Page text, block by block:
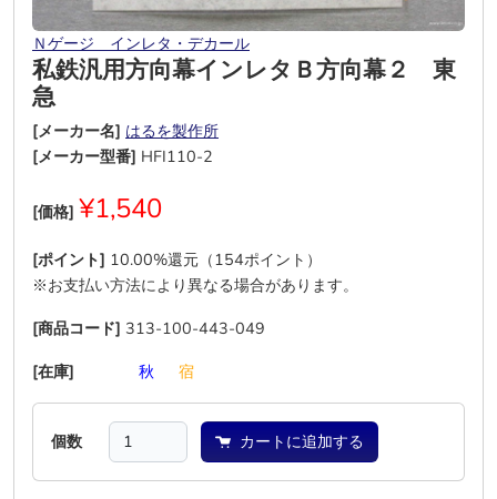
Ｎゲージ インレタ・デカール
私鉄汎用方向幕インレタＢ方向幕２ 東
急
[メーカー名] はるを製作所
[メーカー型番] HFI110-2
[価格] ¥1,540
[ポイント] 10.00%還元（154ポイント）
※お支払い方法により異なる場合があります。
[商品コード] 313-100-443-049
[在庫]
秋 宿
個数 カートに追加する